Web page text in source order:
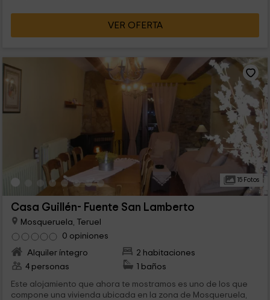
VER OFERTA
15 Fotos
Casa Guillén- Fuente San Lamberto
Mosqueruela, Teruel
0 opiniones
Alquiler íntegro
2 habitaciones
4 personas
1 baños
Este alojamiento que ahora te mostramos es uno de los que
compone una vivienda ubicada en la zona de Mosqueruela,